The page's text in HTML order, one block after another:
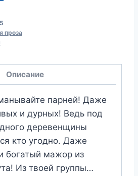
проза
Описание
парней! Даже
и дурных! Ведь под
деревенщины
кто угодно. Даже
богатый мажор из
Из твоей группы…